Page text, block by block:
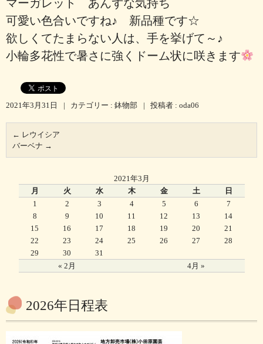
マーガレット あんずな気持ち
可愛い色合いですね♪ 新品種です☆
欲しくてたまらない人は、手を挙げて～♪
小輪多花性で暑さに強くドーム状に咲きます
2021年3月31日 | カテゴリー : 鉢物部 | 投稿者 : oda06
← レウイシア
バーベナ →
2021年3月
月
火 水 木 金 土 日
« 2月 4月 »
1 2 3 4 5 6
7
8
9 10 11 12 13
14
15
16 17 18 19 20
21
22
23 24 25 26 27
28
29
30 31
2026年日程表